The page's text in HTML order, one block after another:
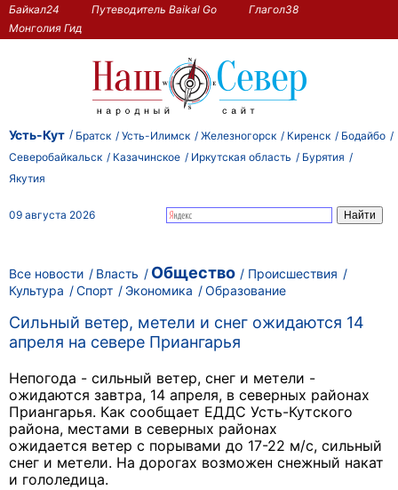
Байкал24 Путеводитель Baikal Go
Глагол38
Монголия Гид
Усть-Кут Братск Усть-Илимск Железногорск Киренск
Бодайбо
Северобайкальск
Казачинское Иркутская область
Бурятия
Якутия
09 августа 2026
Все новости Власть Общество
Происшествия
Культура
Спорт Экономика Образование
Сильный ветер, метели и снег ожидаются 14
апреля на севере Приангарья
Непогода - сильный ветер, снег и метели -
ожидаются завтра, 14 апреля, в северных районах
Приангарья. Как сообщает ЕДДС Усть-Кутского
района, местами в северных районах
ожидается ветер с порывами до 17-22 м/с, сильный
снег и метели. На дорогах возможен снежный накат
и гололедица.